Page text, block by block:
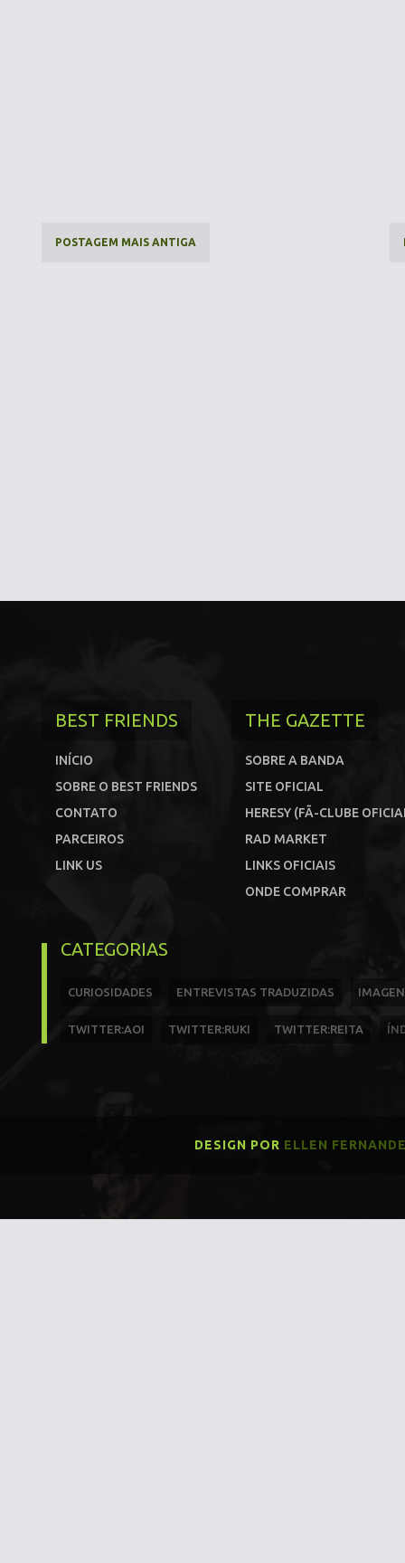
POSTAGEM MAIS ANTIGA
BEST FRIENDS
INÍCIO
SOBRE O BEST FRIENDS
CONTATO
PARCEIROS
LINK US
THE GAZETTE
SOBRE A BANDA
SITE OFICIAL
HERESY (FÃ-CLUBE
RAD MARKET
LINKS OFICIAIS
ONDE COMPRAR
CATEGORIAS
CURIOSIDADES ENTREVISTAS TRADUZIDAS
TWITTER:AOI TWITTER:RUKI TWITTER:REITA
DESIGN POR ELLEN